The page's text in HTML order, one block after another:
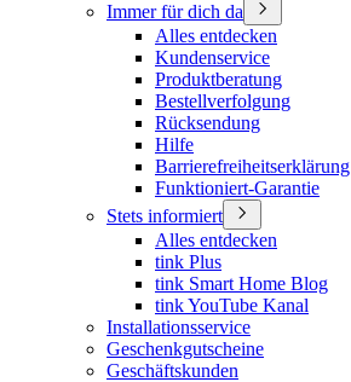
Immer für dich da
Alles entdecken
Kundenservice
Produktberatung
Bestellverfolgung
Rücksendung
Hilfe
Barrierefreiheitserklärung
Funktioniert-Garantie
Stets informiert
Alles entdecken
tink Plus
tink Smart Home Blog
tink YouTube Kanal
Installationsservice
Geschenkgutscheine
Geschäftskunden